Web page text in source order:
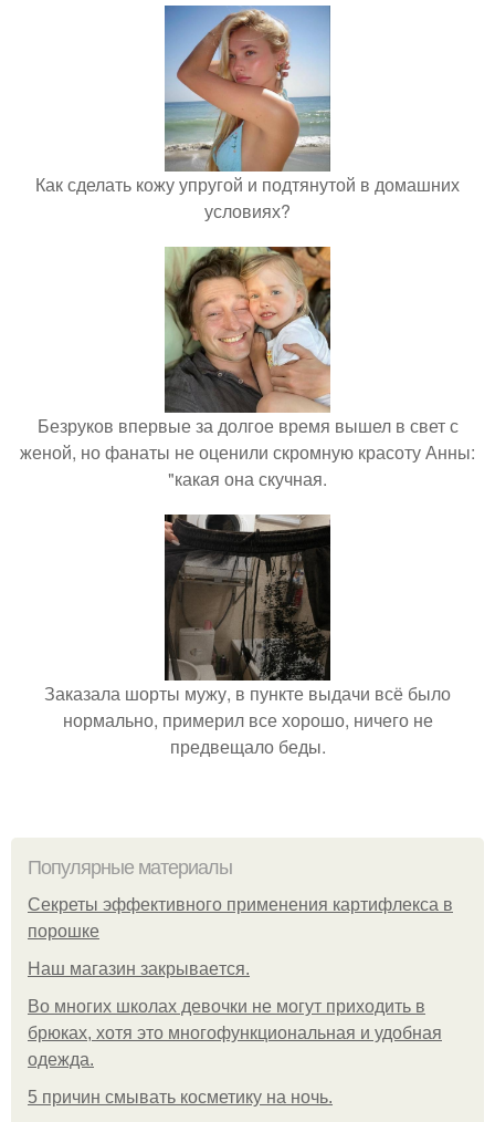
Как сделать кожу упругой и подтянутой в домашних
условиях?
Безруков впервые за долгое время вышел в свет с
женой, но фанаты не оценили скромную красоту Анны:
"какая она скучная.
Заказала шорты мужу, в пункте выдачи всё было
нормально, примерил все хорошо, ничего не
предвещало беды.
Популярные материалы
Секреты эффективного применения картифлекса в
порошке
Нaш магaзин зaкрывaeтся.
Во многих школах девочки не могут приходить в
брюках, хотя это многофункциональная и удобная
одежда.
5 причин смывать косметику на ночь.